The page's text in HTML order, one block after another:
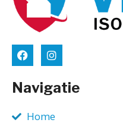
Navigatie
Home